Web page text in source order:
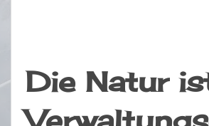
Die Natur